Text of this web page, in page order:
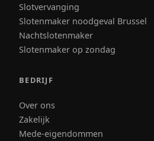
Slotvervanging
Slotenmaker noodgeval Brussel
Nachtslotenmaker
Slotenmaker op zondag
BEDRIJF
Over ons
Zakelijk
Mede-eigendommen